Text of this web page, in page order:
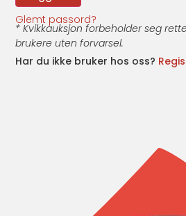
Glemt passord?
* Kvikkauksjon forbeholder seg
brukere uten forvarsel.
Har du ikke bruker hos oss?